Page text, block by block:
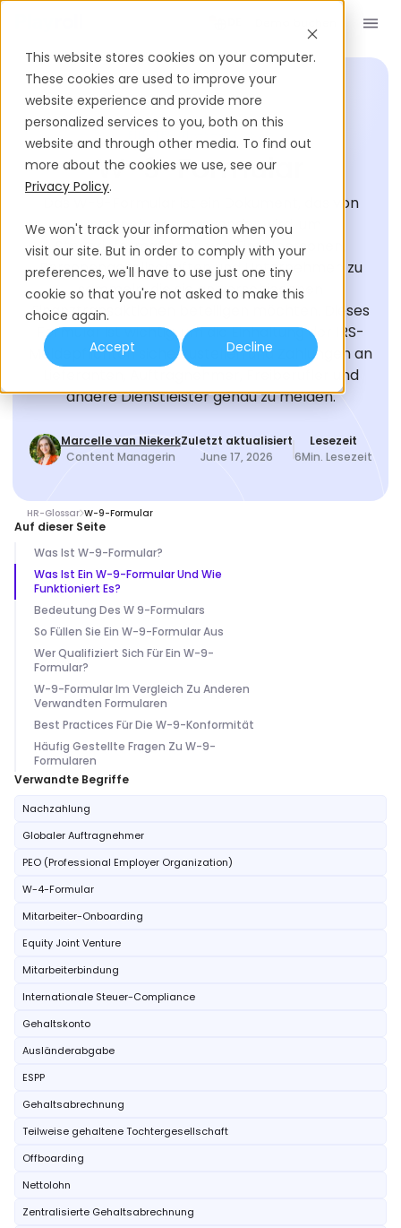
This website stores cookies on your computer.
These cookies are used to improve your
website experience and provide more
personalized services to you, both on this
website and through other media. To find out
more about the cookies we use, see our
Privacy Policy.
We won't track your information when you
visit our site. But in order to comply with your
preferences, we'll have to use just one tiny
cookie so that you're not asked to make this
choice again.
Accept
Decline
EINSTELLUNGS-GLOSSAR
W-9-Formular
Das W-9-Formular ist ein Dokument, das von
Unternehmen verwendet wird, um
Steuerinformationen von Einzelpersonen,
Personengesellschaften und Unternehmen zu
sammeln, die sie an verschiedenen
Finanztransaktionen beteiligen möchten. Dieses
Formular ist wichtig, um die Einhaltung der IRS-
Meldepflichten sicherzustellen und Zahlungen an
Lieferanten, Auftragnehmer, Freiberufler und
andere Dienstleister genau zu melden.
Marcelle van Niekerk
Content Managerin
Zuletzt aktualisiert
June 17, 2026
Lesezeit
6Min. Lesezeit
HR-Glossar W-9-Formular
Auf dieser Seite
Was Ist W-9-Formular?
Was Ist Ein W-9-Formular Und Wie
Funktioniert Es?
Bedeutung Des W 9-Formulars
So Füllen Sie Ein W-9-Formular Aus
Wer Qualifiziert Sich Für Ein W-9-
Formular?
W-9-Formular Im Vergleich Zu Anderen
Verwandten Formularen
Best Practices Für Die W-9-Konformität
Häufig Gestellte Fragen Zu W-9-
Formularen
Verwandte Begriffe
Nachzahlung
Globaler Auftragnehmer
PEO (Professional Employer Organization)
W-4-Formular
Mitarbeiter-Onboarding
Equity Joint Venture
Mitarbeiterbindung
Internationale Steuer-Compliance
Gehaltskonto
Ausländerabgabe
ESPP
Gehaltsabrechnung
Teilweise gehaltene Tochtergesellschaft
Offboarding
Nettolohn
Zentralisierte Gehaltsabrechnung